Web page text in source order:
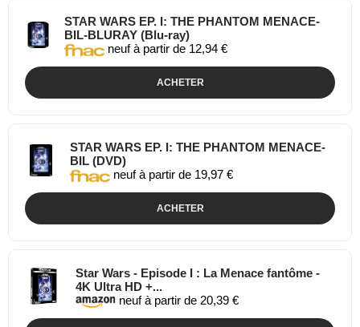
STAR WARS EP. I: THE PHANTOM MENACE-
BIL-BLURAY (Blu-ray)
neuf à partir de 12,94 €
ACHETER
STAR WARS EP. I: THE PHANTOM MENACE-
BIL (DVD)
neuf à partir de 19,97 €
ACHETER
Star Wars - Episode I : La Menace fantôme -
4K Ultra HD +...
neuf à partir de 20,39 €